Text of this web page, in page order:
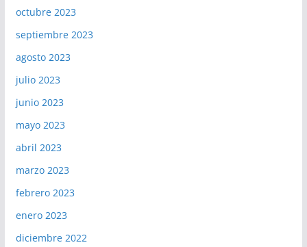
octubre 2023
septiembre 2023
agosto 2023
julio 2023
junio 2023
mayo 2023
abril 2023
marzo 2023
febrero 2023
enero 2023
diciembre 2022